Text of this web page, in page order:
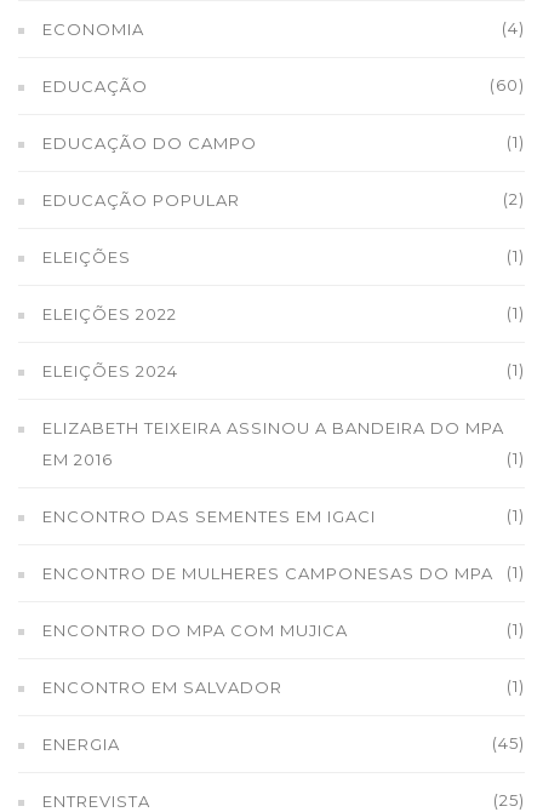
ECONOMIA (4)
EDUCAÇÃO (60)
EDUCAÇÃO DO CAMPO (1)
EDUCAÇÃO POPULAR (2)
ELEIÇÕES (1)
ELEIÇÕES 2022 (1)
ELEIÇÕES 2024 (1)
ELIZABETH TEIXEIRA ASSINOU A BANDEIRA DO MPA
EM 2016
(1)
ENCONTRO DAS SEMENTES EM IGACI (1)
ENCONTRO DE MULHERES CAMPONESAS DO MPA (1)
ENCONTRO DO MPA COM MUJICA (1)
ENCONTRO EM SALVADOR (1)
ENERGIA (45)
ENTREVISTA (25)